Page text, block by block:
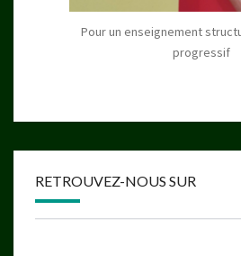
Pour un enseignement
progressif
RETROUVEZ-NOUS SUR